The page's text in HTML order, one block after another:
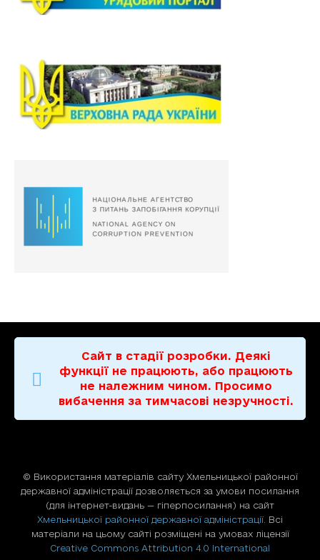
Сайт в стадії розробки. Деякі
функції не працюють, або працюють
не належним чином. Просимо
вибачення за тимчасові незручності.
© Використання матерiалiв сайту Хмельницької районної
державної адміністрації дозволяється за умови посилання
(для iнтернет-видань — гiперпосилання) на сайт
Хмельницької районної державної адміністрації . Всі
матеріали на цьому сайті розміщені на умовах ліцензії
Creative Commons Attribution 4.0 International